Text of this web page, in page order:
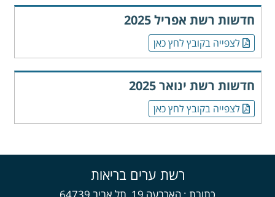
חדשות רשת אפריל 2025
לצפייה בקובץ לחץ כאן
חדשות רשת ינואר 2025
לצפייה בקובץ לחץ כאן
רשת ערים בריאות